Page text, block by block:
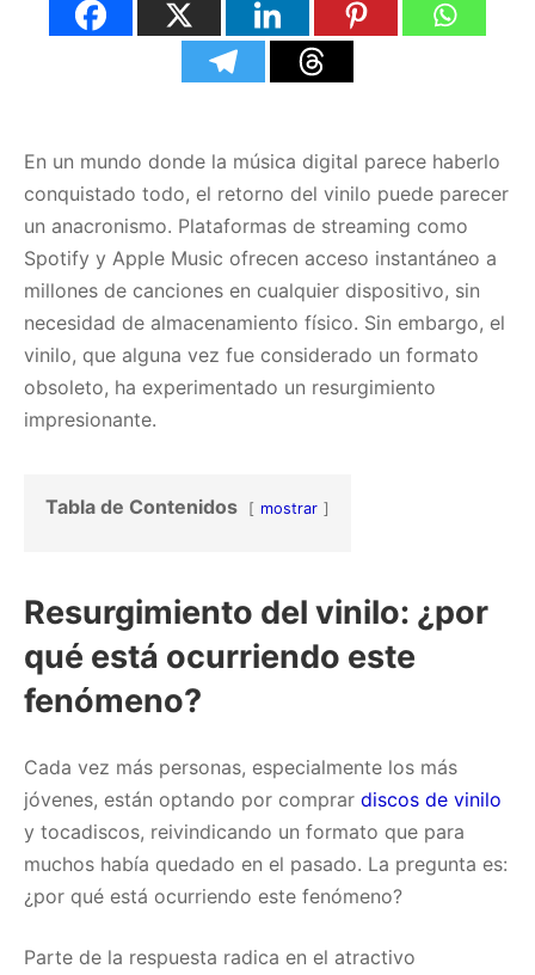
En un mundo donde la música digital parece haberlo
conquistado todo, el retorno del vinilo puede parecer
un anacronismo. Plataformas de streaming como
Spotify y Apple Music ofrecen acceso instantáneo a
millones de canciones en cualquier dispositivo, sin
necesidad de almacenamiento físico. Sin embargo, el
vinilo, que alguna vez fue considerado un formato
obsoleto, ha experimentado un resurgimiento
impresionante.
Tabla de Contenidos mostrar
Resurgimiento del vinilo: ¿por
qué está ocurriendo este
fenómeno?
Cada vez más personas, especialmente los más
jóvenes, están optando por comprar discos de vinilo
y tocadiscos, reivindicando un formato que para
muchos había quedado en el pasado. La pregunta es:
¿por qué está ocurriendo este fenómeno?
Parte de la respuesta radica en el atractivo